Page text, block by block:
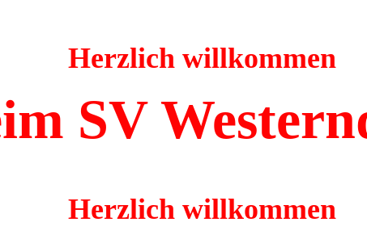
Herzlich willkommen
SV
Herzlich willkommen